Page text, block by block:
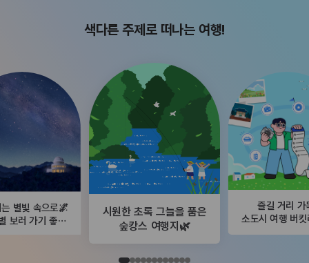
색다른 주제로 떠나는 여행!
별빛 속으로🌌
보러 가기 좋은
시원한 초록 그늘을 품은
숲캉스 여행지🌿
즐길 거리 가
소도시 여행 버킷